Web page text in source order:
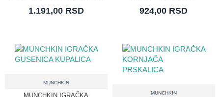
1.191,00 RSD 924,00 RSD
MUNCHKIN
MUNCHKIN IGRAČKA
MUNCHKIN